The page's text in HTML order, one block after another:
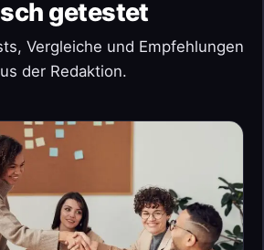
getestet
Vergleiche und Empfehlungen
der Redaktion.